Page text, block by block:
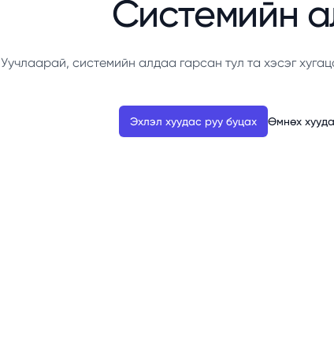
Системийн
Уучлаарай, системийн алдаа гарсан тул та хэсэг
Эхлэл хуудас руу буцах Өмнөх